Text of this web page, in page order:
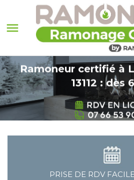

Ramoneur certifié à
13112 : dès
PRISE DE RDV